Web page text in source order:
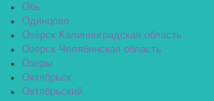
Обь
Одинцово
Озёрск Калининградская область
Озерск Челябинская область
Озеры
Октябрьск
Октябрьский